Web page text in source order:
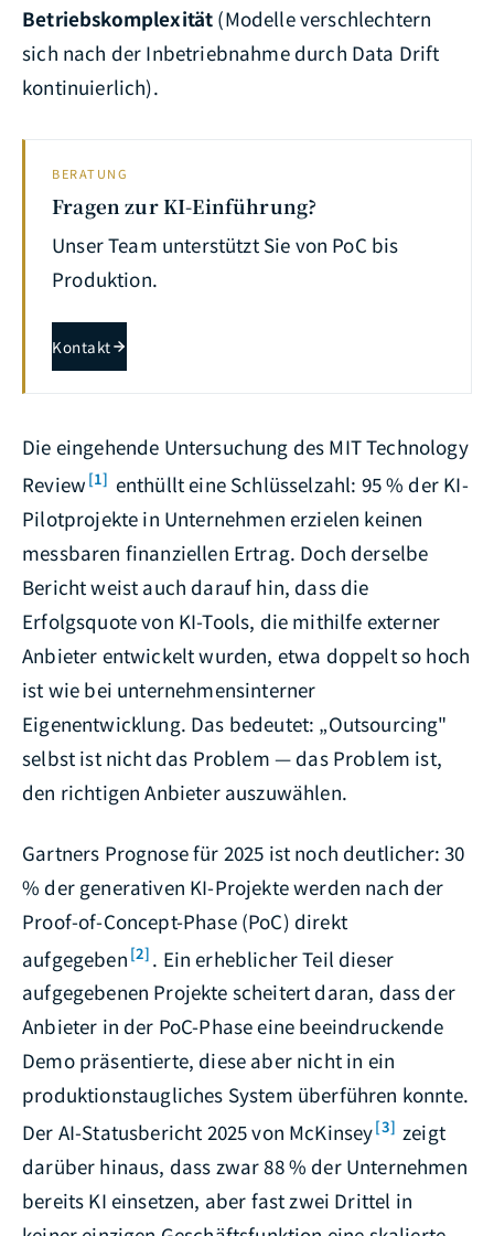
Betriebskomplexität (Modelle verschlechtern
sich nach der Inbetriebnahme durch Data Drift
kontinuierlich).
BERATUNG
Fragen zur KI-Einführung?
Unser Team unterstützt Sie von PoC bis
Produktion.
Kontakt
Die eingehende Untersuchung des MIT Technology
Review [1] enthüllt eine Schlüsselzahl: 95 % der KI-
Pilotprojekte in Unternehmen erzielen keinen
messbaren finanziellen Ertrag. Doch derselbe
Bericht weist auch darauf hin, dass die
Erfolgsquote von KI-Tools, die mithilfe externer
Anbieter entwickelt wurden, etwa doppelt so hoch
ist wie bei unternehmensinterner
Eigenentwicklung. Das bedeutet: „Outsourcing"
selbst ist nicht das Problem — das Problem ist,
den richtigen Anbieter auszuwählen.
Gartners Prognose für 2025 ist noch deutlicher: 30
% der generativen KI-Projekte werden nach der
Proof-of-Concept-Phase (PoC) direkt
aufgegeben [2] . Ein erheblicher Teil dieser
aufgegebenen Projekte scheitert daran, dass der
Anbieter in der PoC-Phase eine beeindruckende
Demo präsentierte, diese aber nicht in ein
produktionstaugliches System überführen konnte.
Der AI-Statusbericht 2025 von McKinsey[3] zeigt
darüber hinaus, dass zwar 88 % der Unternehmen
bereits KI einsetzen, aber fast zwei Drittel in